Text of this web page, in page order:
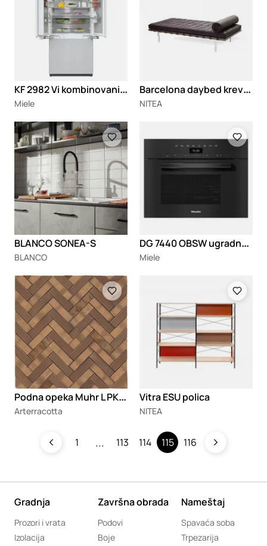
K
F 2982 Vi kombinovani frižider
Miele
B
arcelona daybed krevet za dnevni odmor
NITEA
Loading
BLANCO SONEA-S
BLANCO
D
G 7440 OBSW ugradna parna rerna
Miele
Loading
P
odna opeka Muhr L PK06S - Spezial
Arterracotta
Vitra ESU polica
NITEA
1 113 114 115 116
Gradnja
Prozori i vrata
Izolacija
Završna obrada
Podovi
Boje
Nameštaj
Spavaća soba
Trpezarija